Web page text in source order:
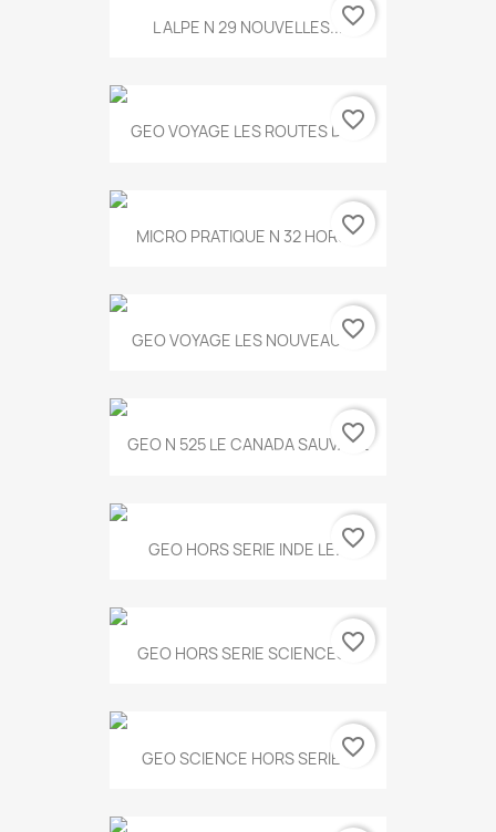
L ALPE N 29 NOUVELLES...favorite_border
GEO VOYAGE LES ROUTES DE...
favorite_border
MICRO PRATIQUE N 32 HORS...
favorite_border
GEO VOYAGE LES NOUVEAUX...
favorite_border
GEO N 525 LE CANADA SAUVAGE
favorite_border
GEO HORS SERIE INDE LE...favorite_border
GEO HORS SERIE SCIENCES...
favorite_border
GEO SCIENCE HORS SERIE...favorite_border